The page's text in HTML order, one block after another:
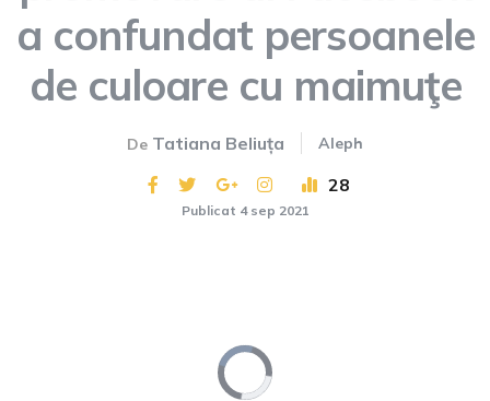
a confundat persoanele
de culoare cu maimuţe
De Tatiana Beliuța Aleph
28
Publicat 4 sep 2021
Video
Player
is
loading.